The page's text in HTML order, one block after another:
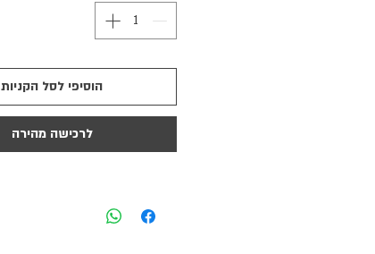
הוסיפי לסל הקניות
לרכישה מהירה